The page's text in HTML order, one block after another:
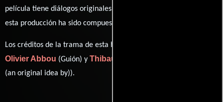
película tiene diálogos originales en
esta producción ha sido compuesta por
Los créditos de la trama de esta historia están divididos entre
Olivier Abbou (Guión) y Thibault Lang Willar
(an original idea by)).